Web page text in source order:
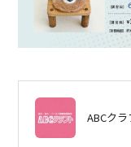
ABCクラ